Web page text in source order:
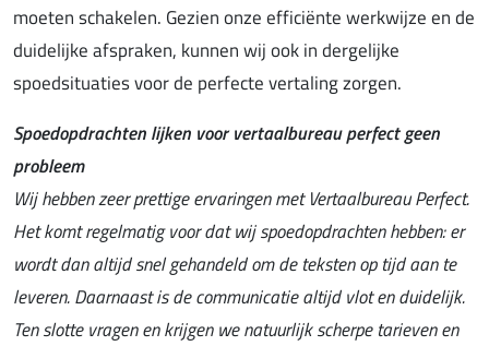
moeten schakelen. Gezien onze efficiënte werkwijze en de
duidelijke afspraken, kunnen wij ook in dergelijke
spoedsituaties voor de perfecte vertaling zorgen.
Spoedopdrachten lijken voor vertaalbureau perfect geen
probleem
Wij hebben zeer prettige ervaringen met Vertaalbureau Perfect.
Het komt regelmatig voor dat wij spoedopdrachten hebben: er
wordt dan altijd snel gehandeld om de teksten op tijd aan te
leveren. Daarnaast is de communicatie altijd vlot en duidelijk.
Ten slotte vragen en krijgen we natuurlijk scherpe tarieven en